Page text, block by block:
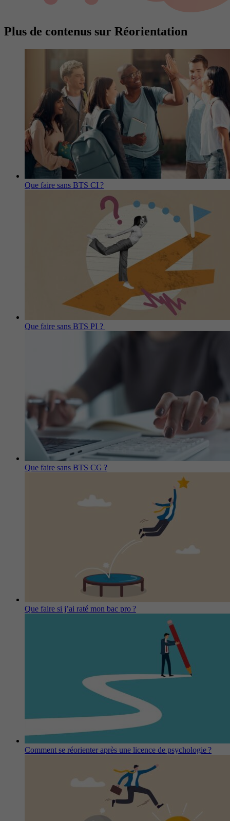
Plus de contenus sur Réorientation
Que faire sans BTS CI ?
Que faire sans BTS PI ?
Que faire sans BTS CG ?
Que faire si j’ai raté mon bac pro ?
Comment se réorienter après une licence de psychologie ?